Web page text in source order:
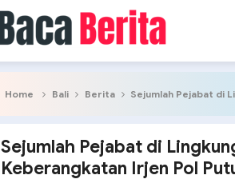
Home Bali Berita Sejumlah Pejabat di
Sejumlah Pejabat di
Keberangkatan Irjen Pol